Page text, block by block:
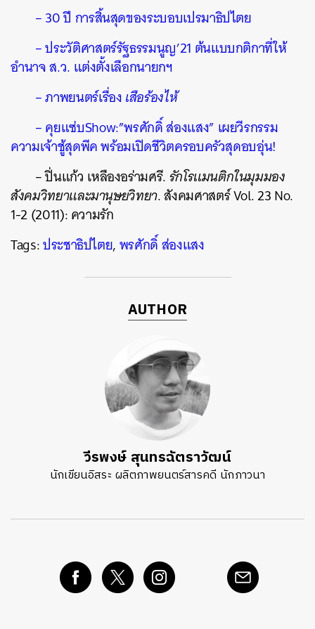
– 30 ปี การสิ้นสุดของระบอบเปรมาธิปไตย
– ประวัติศาสตร์รัฐธรรมนูญ’21 ต้นแบบกติกาที่ให้
อำนาจ ส.ว. แต่งตั้งเลือกนายกฯ
– ภาพยนตร์เรื่องเสือร้องไห้
– คุยแซ่บShow:”พรศักดิ์ ส่องแสง” เผยวีรกรรม
ความเจ้าชู้สุดพีค พร้อมเปิดชีวิตครอบครัวสุดอบอุ่น!
– ปิ่นแก้ว เหลืองอร่ามศรี. รักโรเเมนติกในมุมมอง
สังคมวิทยาและมานุษยวิทยา. สังคมศาสตร์ Vol. 23 No.
1-2 (2011): ความรัก
Tags:ประชาธิปไตย,พรศักดิ์ ส่องแสง
AUTHOR
วีรพงษ์ สุนทรฉัตราวัฒน์
นักเขียนอิสระ ผลิตภาพยนตร์สารคดี นักภาวนา